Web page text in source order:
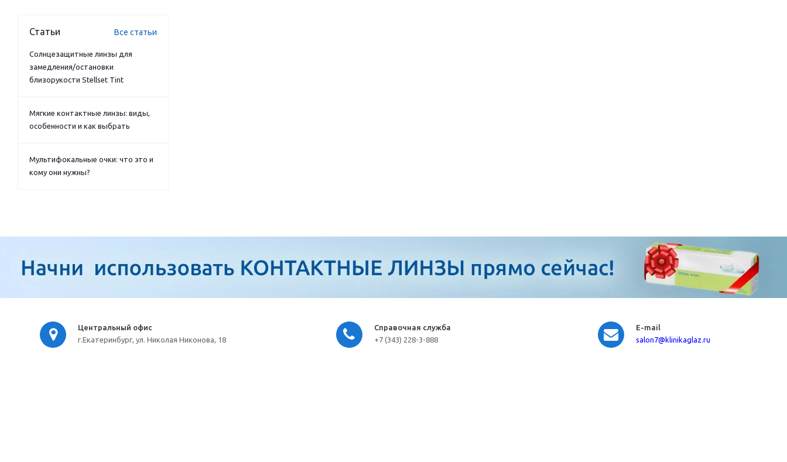
Статьи Все статьи
Солнцезащитные линзы для
замедления/остановки
близорукости Stellset Tint
Мягкие контактные линзы: виды,
особенности и как выбрать
Мультифокальные очки: что это и
кому они нужны?
Центральный офис
г.Екатеринбург, ул. Николая Никонова, 18
Справочная служба
+7 (343) 228-3-888
E-mail
salon7@klinikaglaz.ru